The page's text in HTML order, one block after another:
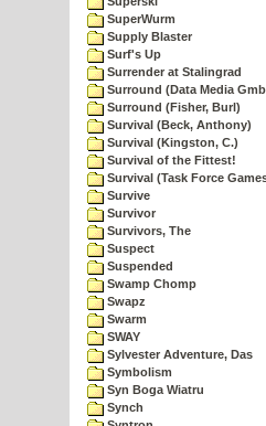
SuperWurm
Supply Blaster
Surf's Up
Surrender at Stalingrad
Surround (Data Media
Surround (Fisher, Burl)
Survival (Beck, Anthony)
Survival (Kingston, C.)
Survival of the Fittest!
Survival (Task Force
Survive
Survivor
Survivors, The
Suspect
Suspended
Swamp Chomp
Swapz
Swarm
SWAY
Sylvester Adventure, Das
Symbolism
Syn Boga Wiatru
Synch